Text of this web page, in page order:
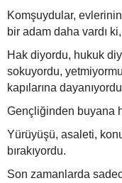
Komşuydular,
bir adam daha vardı
Hak diyordu, hukuk
sokuyordu,
kapılarına
Gençliğinden buyana
Yürüyüşü, asaleti,
bırakıyordu.
Son zamanlarda